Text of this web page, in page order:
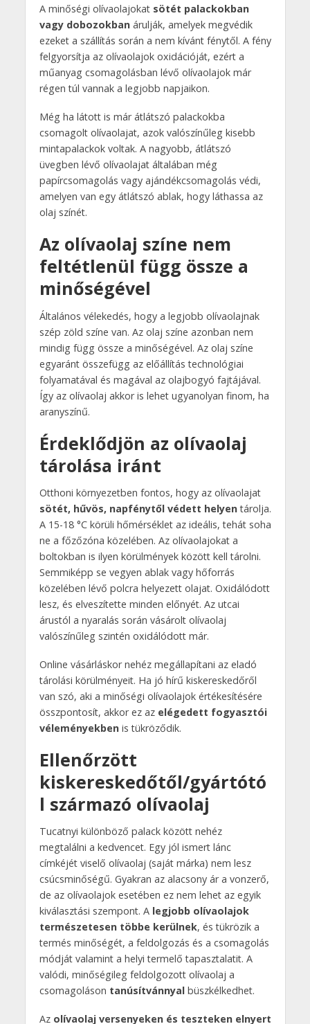
A minőségi olívaolajokat sötét palackokban
vagy dobozokbanárulják, amelyek megvédik
ezeket a szállítás során a nem kívánt fénytől. A fény
felgyorsítja az olívaolajok oxidációját, ezért a
műanyag csomagolásban lévő olívaolajok már
régen túl vannak a legjobb napjaikon.
Még ha látott is már átlátszó palackokba
csomagolt olívaolajat, azok valószínűleg kisebb
mintapalackok voltak. A nagyobb, átlátszó
üvegben lévő olívaolajat általában még
papírcsomagolás vagy ajándékcsomagolás védi,
amelyen van egy átlátszó ablak, hogy láthassa az
olaj színét.
Az olívaolaj színe nem
feltétlenül függ össze a
minőségével
Általános vélekedés, hogy a legjobb olívaolajnak
szép zöld színe van. Az olaj színe azonban nem
mindig függ össze a minőségével. Az olaj színe
egyaránt összefügg az előállítás technológiai
folyamatával és magával az olajbogyó fajtájával.
Így az olívaolaj akkor is lehet ugyanolyan finom, ha
aranyszínű.
Érdeklődjön az olívaolaj
tárolása iránt
Otthoni környezetben fontos, hogy az olívaolajat
sötét, hűvös, napfénytől védett helyentárolja.
A 15-18 °C körüli hőmérséklet az ideális, tehát soha
ne a főzőzóna közelében. Az olívaolajokat a
boltokban is ilyen körülmények között kell tárolni.
Semmiképp se vegyen ablak vagy hőforrás
közelében lévő polcra helyezett olajat. Oxidálódott
lesz, és elveszítette minden előnyét. Az utcai
árustól a nyaralás során vásárolt olívaolaj
valószínűleg szintén oxidálódott már.
Online vásárláskor nehéz megállapítani az eladó
tárolási körülményeit. Ha jó hírű kiskereskedőről
van szó, aki a minőségi olívaolajok értékesítésére
összpontosít, akkor ez az elégedett fogyasztói
véleményekbenis tükröződik.
Ellenőrzött
kiskereskedőtől/gyártótó
l származó olívaolaj
Tucatnyi különböző palack között nehéz
megtalálni a kedvencet. Egy jól ismert lánc
címkéjét viselő olívaolaj (saját márka) nem lesz
csúcsminőségű. Gyakran az alacsony ár a vonzerő,
de az olívaolajok esetében ez nem lehet az egyik
kiválasztási szempont. A legjobb olívaolajok
természetesen többe kerülnek, és tükrözik a
termés minőségét, a feldolgozás és a csomagolás
módját valamint a helyi termelő tapasztalatit. A
valódi, minőségileg feldolgozott olívaolaj a
csomagoláson tanúsítvánnyalbüszkélkedhet.
Az olívaolaj versenyeken és teszteken elnyert